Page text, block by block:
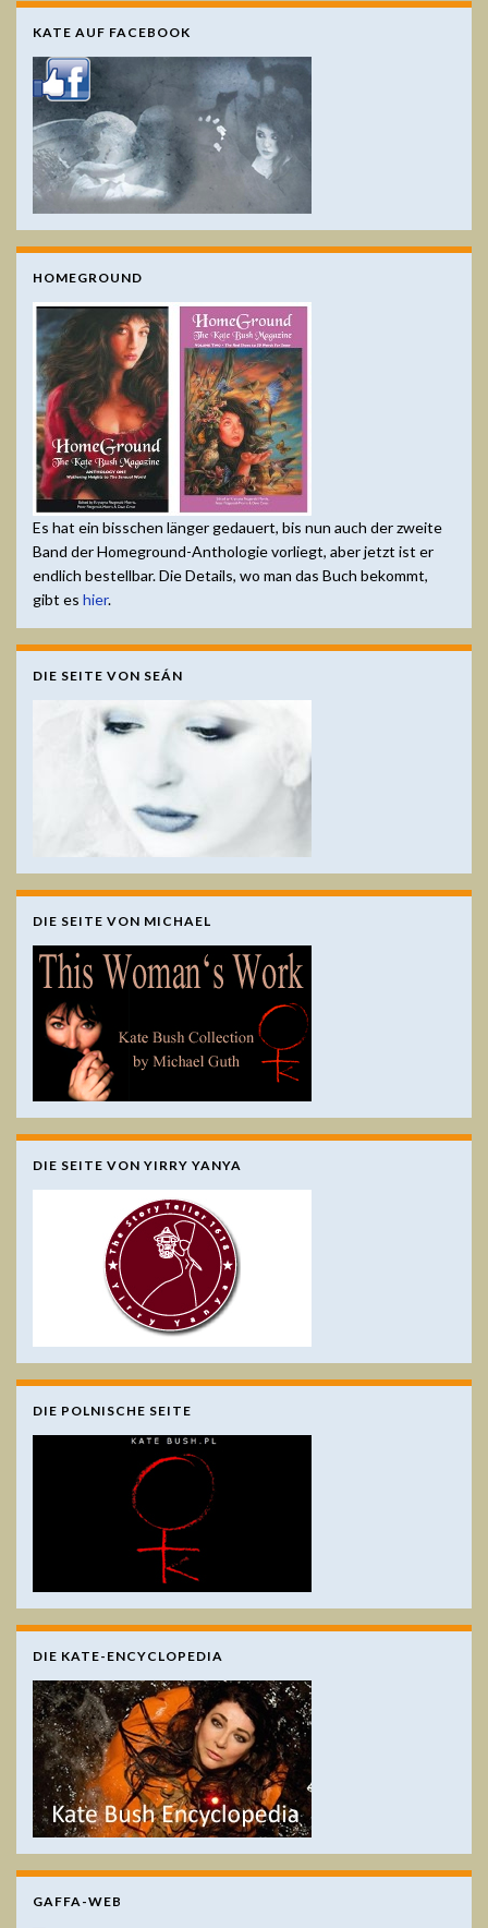
KATE AUF FACEBOOK
HOMEGROUND
Es hat ein bisschen länger gedauert, bis nun auch der zweite
Band der Homeground-Anthologie vorliegt, aber jetzt ist er
endlich bestellbar. Die Details, wo man das Buch bekommt,
gibt es hier.
DIE SEITE VON SEÁN
DIE SEITE VON MICHAEL
DIE SEITE VON YIRRY YANYA
DIE POLNISCHE SEITE
DIE KATE-ENCYCLOPEDIA
GAFFA-WEB